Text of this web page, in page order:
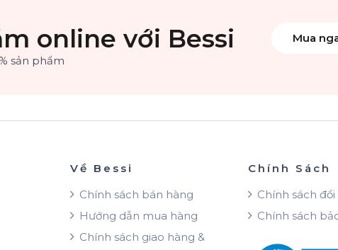
online với Bessi
sản phẩm
Mua
Về Bessi
Chính sách bán hàng
Hướng dẫn mua hàng
Chính sách giao hàng &
Chính Sách
Chính sách đổi
Chính sách